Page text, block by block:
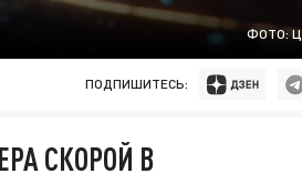
ФОТО:
ПОДПИШИТЕСЬ:
СКОРОЙ В